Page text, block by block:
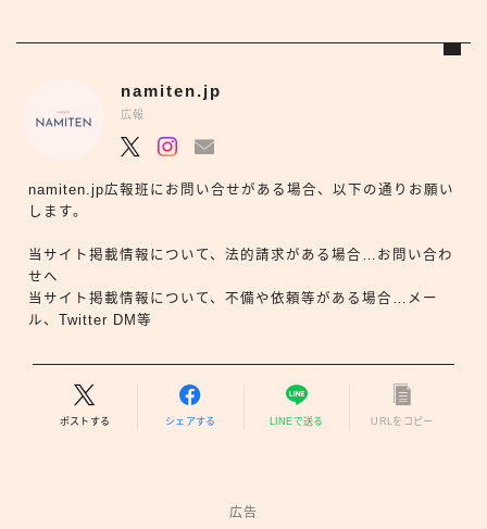
namiten.jp
広報
namiten.jp広報班にお問い合せがある場合、以下の通りお願い
します。
当サイト掲載情報について、法的請求がある場合…お問い合わ
せへ
当サイト掲載情報について、不備や依頼等がある場合…メー
ル、Twitter DM等
ポストする シェアする LINEで送る URLをコピー
広告